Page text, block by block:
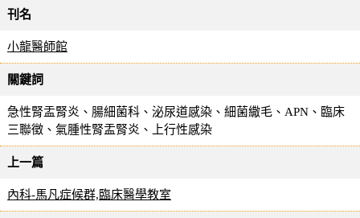
刊名
小龍醫師館
關鍵詞
急性腎盂腎炎、腸細菌科、泌尿道感染、細菌繖毛、APN、臨床
三聯徵、氣腫性腎盂腎炎、上行性感染
上一篇
內科-馬凡症候群,臨床醫學教室